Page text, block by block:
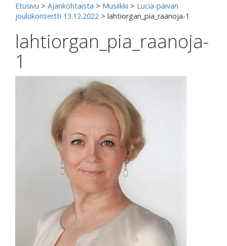
Etusivu > Ajankohtaista > Musiikki > Lucia-päivän
joulukonsertti 13.12.2022 > lahtiorgan_pia_raanoja-1
lahtiorgan_pia_raanoja-
1